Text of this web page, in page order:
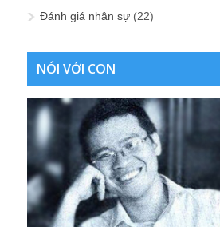
Đánh giá nhân sự (22)
NÓI VỚI CON